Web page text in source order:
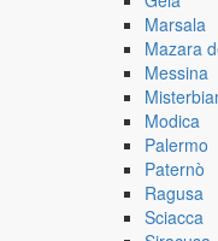
Marsala
Mazara
Messina
Modica
Palermo
Paternò
Ragusa
Sciacca
Offerta
Compra e vendi (usato)»
La zanzariera ETNA
31.07.2016